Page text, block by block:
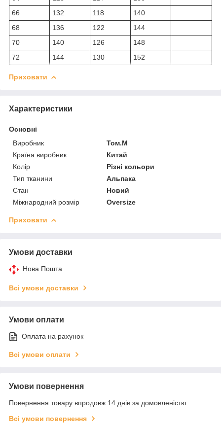
66
132 118
140
68
136 122
144
70
140 126
148
72
144 130 152
Приховати
Характеристики
Основні
Виробник
Том.М
Країна виробник
Китай
Колір
Різні кольори
Тип тканини
Альпака
Стан
Новий
Міжнародний розмір
Oversize
Приховати
Умови доставки
Нова Пошта
Всі умови доставки
Умови оплати
Оплата на рахунок
Всі умови оплати
Умови повернення
Повернення товару впродовж 14 днів за домовленістю
Всі умови повернення